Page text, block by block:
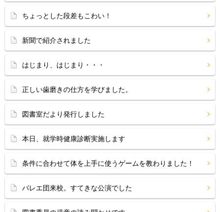
ちょっとした段差もこわい！
新聞で紹介されました
はじまり、はじまり・・・
正しい歯磨きの仕方を学びました。
図書室だより発行しました
本日、就学時健康診断実施します
条件に合わせて体を上手に使うゲームを教わりました！
バレエ団来校。すてきな公演でした